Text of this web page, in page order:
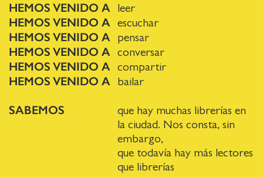
HEMOS VENIDO A leer
HEMOS VENIDO A escuchar
HEMOS VENIDO A pensar
HEMOS VENIDO A conversar
HEMOS VENIDO A compartir
HEMOS VENIDO A bailar
SABEMOS
que hay muchas librerías en
la ciudad. Nos consta, sin
embargo,
que todavía hay más lectores
que librerías